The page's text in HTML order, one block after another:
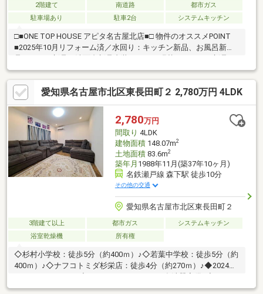
2階建て 南道路
都市ガス
駐車場あり
駐車2台 システムキッチン
□■ONE TOP HOUSE アピタ名古屋北店■□ 物件のオススメPOINT
■2025年10月リフォーム済／水回り：キッチン新品、お風呂新
フロアタイル貼り、室内クリーニング、建具交換■全居室収納付
きで、すっきり暮らせる住まい■家族の会話が弾むカウンターキ
ッチン■来客時も困らない、2台分のカースペース 周辺環境 ■名鉄
小牧線「上飯田」駅 徒歩7分■宮前小学校 徒歩12分■大曽根中
学校 徒歩7分☆☆ご内覧・ご相談のご予約受付中☆☆お気軽に
お問合せ下さい♪→052-982-7411
愛知県名古屋市北区東長田町２ 2,780万円 4LDK
2,780万円
間取り 4LDK
建物面積148.07m2
土地面積83.6m2
築年月 1988年11月(築37年10ヶ月)
名鉄瀬戸線 森下駅 徒歩10分
その他の交通
愛知県名古屋市北区東長田町２
3階建て以上 都市ガス
システムキッチン
浴室乾燥機
所有権
◇杉村小学校：徒歩5分（約400ｍ）♪◇若葉中学校：徒歩5分（約
400ｍ）♪◇ナフコトミダ杉栄店：徒歩4分（約270ｍ）♪◆2024年
で個室空間を広くお使いいただけます♪◆2階洋室は約11帖！3階